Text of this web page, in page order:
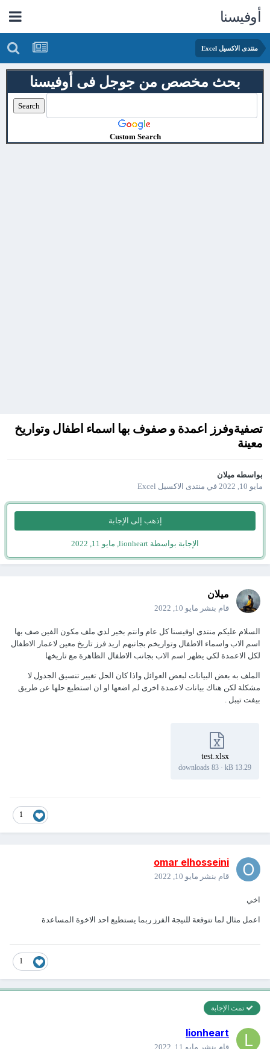
أوفيسنا
منتدى الاكسيل Excel
بحث مخصص من جوجل فى أوفيسنا
Custom Search
تصفيةوفرز اعمدة و صفوف بها اسماء اطفال وتواريخ
معينة
بواسطه ميلان
مايو 10, 2022
في منتدى الاكسيل Excel
إذهب إلى الإجابة
الإجابة بواسطة lionheart, مايو 11, 2022
ميلان
قام بنشر مايو 10, 2022
السلام عليكم منتدى اوفيسنا كل عام وانتم بخير لدي ملف مكون الفين صف بها
اسم الاب واسماء الاطفال وتواريخم بجانبهم اريد فرز تاريخ معين لاعمار الاطفال
لكل الاعمدة لكي يظهر اسم الاب بجانب الاطفال الظاهرة مع تاريخها
الملف به بعض البيانات لبعض العوائل واذا كان الحل تغيير تنسيق الجدول لا
مشكلة لكن هناك بيانات لاعمدة اخرى لم اضعها او ان استطيع حلها عن طريق
بيفت تيبل .
test.xlsx
13.29 kB
·
83 downloads
1
omar elhosseini
قام بنشر مايو 10, 2022
اخي
اعمل مثال لما تتوقعة للنيجة الفرز ربما يستطيع احد الاخوة المساعدة
1
تمت الإجابة
lionheart
قام بنشر مايو 11, 2022